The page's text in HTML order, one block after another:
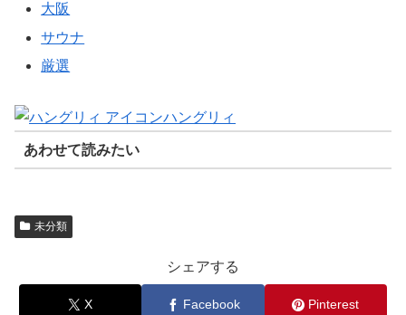
大阪
サウナ
厳選
ハングリィ
あわせて読みたい
未分類
シェアする
X Facebook Pinterest